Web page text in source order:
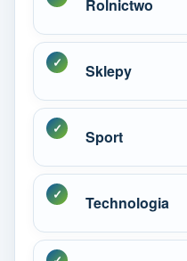
Rolnictwo
Sklepy
Sport
Technologia